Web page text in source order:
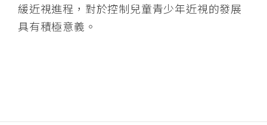
緩近視進程，對於控制兒童青少年近視的發展
具有積極意義。